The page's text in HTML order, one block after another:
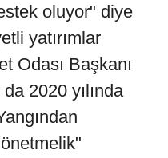
oluyor" diye
yatırımlar
Odası Başkanı
2020 yılında